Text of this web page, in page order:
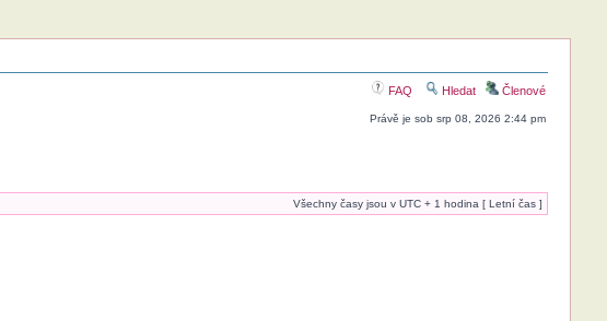
FAQ Hledat Členové
Právě je sob srp 08, 2026 2:44 pm
Všechny časy jsou v UTC + 1 hodina [ Letní čas ]